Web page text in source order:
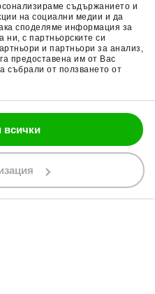
съдържанието и
на социални медии и да
споделяме информация за
ни, с партньорските си
и партньори за анализ,
предоставена им от Вас
събрали от ползването от
всички
Раници за мотор
Ръкавици за мотор
Части за мотор